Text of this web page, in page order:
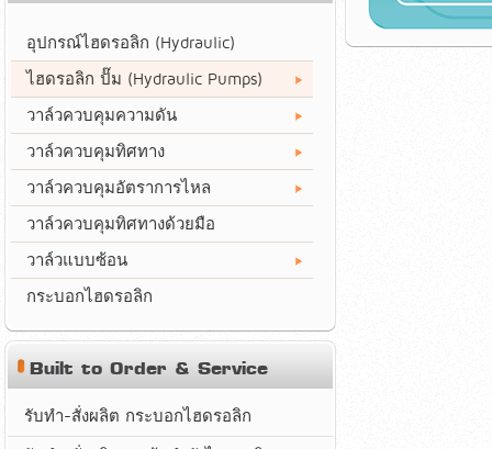
อุปกรณ์ไฮดรอลิก (Hydraulic)
ไฮดรอลิก ปั๊ม (Hydraulic Pumps)
วาล์วควบคุมความดัน
วาล์วควบคุมทิศทาง
วาล์วควบคุมอัตราการไหล
วาล์วควบคุมทิศทางด้วยมือ
วาล์วแบบซ้อน
กระบอกไฮดรอลิก
Built to Order & Service
รับทำ-สั่งผลิต กระบอกไฮดรอลิก